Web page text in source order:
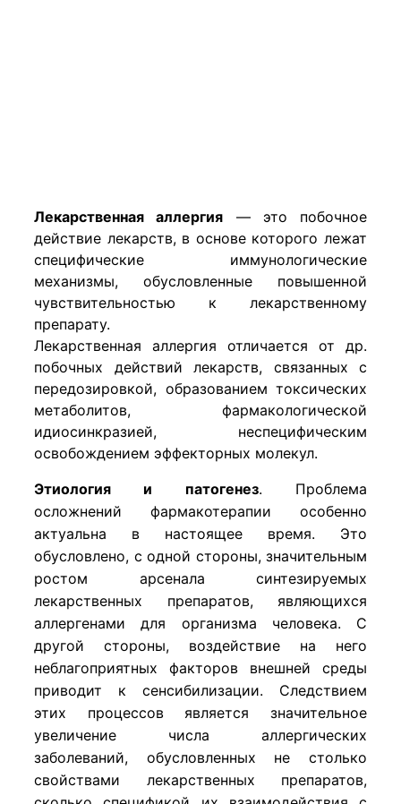
Лекарственная аллергия — это побочное
действие лекарств, в основе которого лежат
специфические иммунологические
механизмы, обусловленные повышенной
чувствительностью к лекарственному
препарату.
Лекарственная аллергия отличается от др.
побочных действий лекарств, связанных с
передозировкой, образованием токсических
метаболитов, фармакологической
идиосинкразией, неспецифическим
освобождением эффекторных молекул.
Этиология и патогенез. Проблема
осложнений фармакотерапии особенно
актуальна в настоящее время. Это
обусловлено, с одной стороны, значительным
ростом арсенала синтезируемых
лекарственных препаратов, являющихся
аллергенами для организма человека. С
другой стороны, воздействие на него
неблагоприятных факторов внешней среды
приводит к сенсибилизации. Следствием
этих процессов является значительное
увеличение числа аллергических
заболеваний, обусловленных не столько
свойствами лекарственных препаратов,